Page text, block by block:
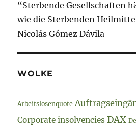
“Sterbende Gesellschaften
wie die Sterbenden
Nicolás Gómez Dávila
WOLKE
Arbeitslosenquote
Corporate insolvencies DAX